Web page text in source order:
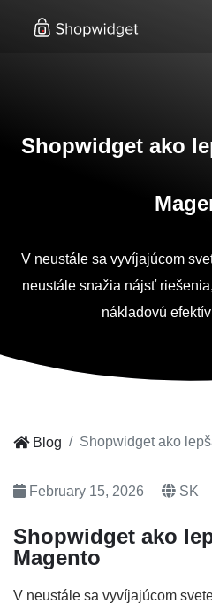
Shopwidget ako
V neustále sa vyvíjajúcom
neustále snažia nájsť
nákladovú
Blog Shopwidget ako
February 15, 2026 SK
Shopwidget ako
Magento
V neustále sa vyvíjajúcom